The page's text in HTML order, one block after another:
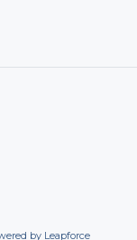
by Leapforce